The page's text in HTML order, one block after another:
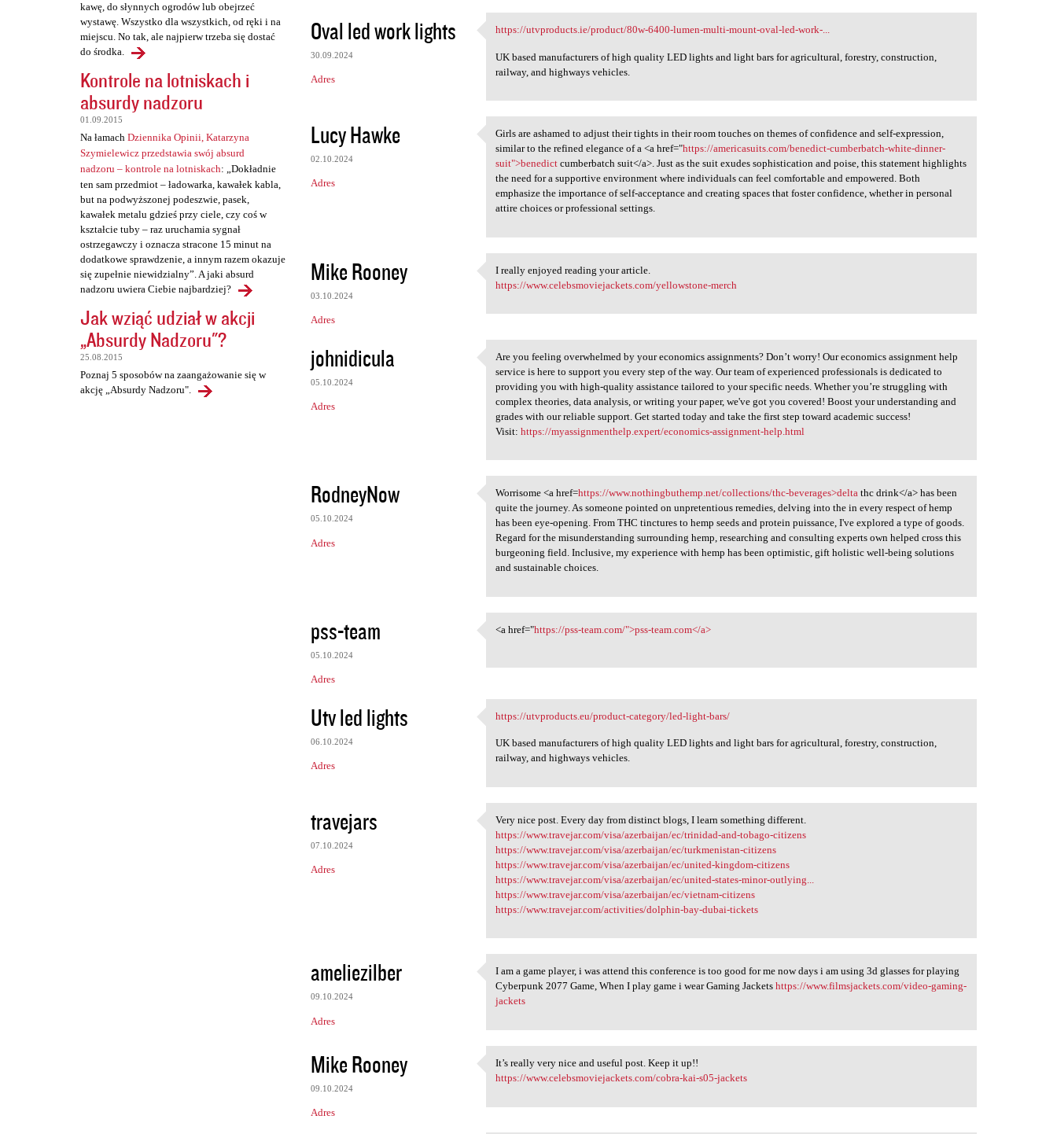
kawę, do słynnych ogrodów lub obejrzeć
wystawę. Wszystko dla wszystkich, od ręki i na
miejscu. No tak, ale najpierw trzeba się dostać
do środka.
Kontrole na lotniskach i
absurdy nadzoru
01.09.2015
Na łamach Dziennika Opinii, Katarzyna
Szymielewicz przedstawia swój absurd
nadzoru – kontrole na lotniskach: „Dokładnie
ten sam przedmiot – ładowarka, kawałek kabla,
but na podwyższonej podeszwie, pasek,
kawałek metalu gdzieś przy ciele, czy coś w
kształcie tuby – raz uruchamia sygnał
ostrzegawczy i oznacza stracone 15 minut na
dodatkowe sprawdzenie, a innym razem okazuje
się zupełnie niewidzialny”. A jaki absurd
nadzoru uwiera Ciebie najbardziej?
Jak wziąć udział w akcji
„Absurdy Nadzoru"?
25.08.2015
Poznaj 5 sposobów na zaangażowanie się w
akcję „Absurdy Nadzoru".
Oval led work lights
30.09.2024
Adres
https://utvproducts.ie
https://utvproducts.ie/product/80w-6400-lumen-multi-mount-oval-led-work-...
UK based manufacturers of high quality LED lights and light bars for agricultural, forestry, construction,
railway, and highways vehicles.
Lucy Hawke
02.10.2024
Adres
Girls are ashamed to adjust
Girls are ashamed to adjust their tights in their room touches on themes of confidence and self-expression,
similar to the refined elegance of a <a href="https://americasuits.com/benedict-cumberbatch-white-dinner-
suit">benedict cumberbatch suit</a>. Just as the suit exudes sophistication and poise, this statement highlights
the need for a supportive environment where individuals can feel comfortable and empowered. Both
emphasize the importance of self-acceptance and creating spaces that foster confidence, whether in personal
attire choices or professional settings.
Mike Rooney
03.10.2024
Adres
I really enjoyed reading your
I really enjoyed reading your article.
https://www.celebsmoviejackets.com/yellowstone-merch
johnidicula
05.10.2024
Adres
Are you feeling overwhelmed
Are you feeling overwhelmed by your economics assignments? Don’t worry! Our economics assignment help
service is here to support you every step of the way. Our team of experienced professionals is dedicated to
providing you with high-quality assistance tailored to your specific needs. Whether you’re struggling with
complex theories, data analysis, or writing your paper, we've got you covered! Boost your understanding and
grades with our reliable support. Get started today and take the first step toward academic success!
Visit:https://myassignmenthelp.expert/economics-assignment-help.html
RodneyNow
05.10.2024
Adres
Worrisome <a href=https:/
Worrisome <a href=https://www.nothingbuthemp.net/collections/thc-beverages>delta thc drink</a> has been
quite the journey. As someone pointed on unpretentious remedies, delving into the in every respect of hemp
has been eye-opening. From THC tinctures to hemp seeds and protein puissance, I've explored a type of goods.
Regard for the misunderstanding surrounding hemp, researching and consulting experts own helped cross this
burgeoning field. Inclusive, my experience with hemp has been optimistic, gift holistic well-being solutions
and sustainable choices.
pss-team
05.10.2024
Adres
<a href="https://pss-team.com
<a href="https://pss-team.com/">pss-team.com</a>
Utv led lights
06.10.2024
Adres
https://utvproducts.eu
https://utvproducts.eu/product-category/led-light-bars/
UK based manufacturers of high quality LED lights and light bars for agricultural, forestry, construction,
railway, and highways vehicles.
travejars
07.10.2024
Adres
Very nice post. Every day
Very nice post. Every day from distinct blogs, I learn something different.
https://www.travejar.com/visa/azerbaijan/ec/trinidad-and-tobago-citizens
https://www.travejar.com/visa/azerbaijan/ec/turkmenistan-citizens
https://www.travejar.com/visa/azerbaijan/ec/united-kingdom-citizens
https://www.travejar.com/visa/azerbaijan/ec/united-states-minor-outlying...
https://www.travejar.com/visa/azerbaijan/ec/vietnam-citizens
https://www.travejar.com/activities/dolphin-bay-dubai-tickets
ameliezilber
09.10.2024
Adres
I am a game player, i was
I am a game player, i was attend this conference is too good for me now days i am using 3d glasses for playing
Cyberpunk 2077 Game, When I play game i wear Gaming Jacketshttps://www.filmsjackets.com/video-gaming-
jackets
Mike Rooney
09.10.2024
Adres
It’s really very nice and
It’s really very nice and useful post. Keep it up!!
https://www.celebsmoviejackets.com/cobra-kai-s05-jackets